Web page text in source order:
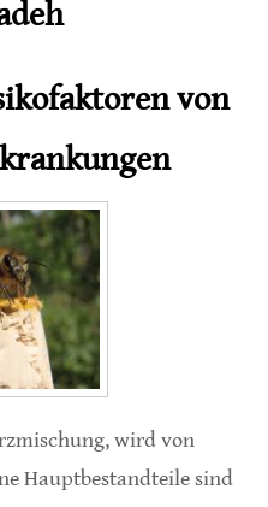
von
wird von
Hauptbestandteile sind